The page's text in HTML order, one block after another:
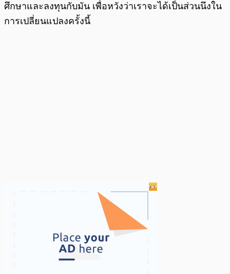
ศึกษาและลงทุนกับมัน เพื่อหวังว่าเราจะได้เป็นส่วนนึงใน
การเปลี่ยนแปลงครั้งนี้